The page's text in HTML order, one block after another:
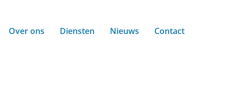
Over ons Diensten Nieuws Contact